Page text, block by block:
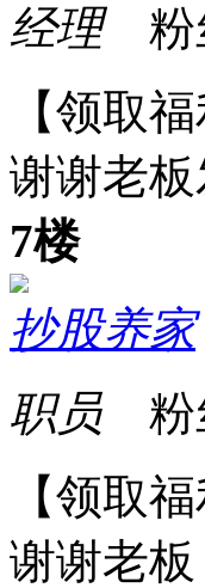
经理粉
【领取福
谢谢老
7楼
抄股养家
职员 粉
【领取福
谢谢老